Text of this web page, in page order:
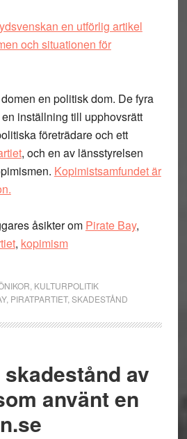
en utförlig artikel
och situationen för
en politisk dom. De fyra
inställning till upphovsrätt
företrädare och ett
, och en av länsstyrelsen
Kopimistsamfundet är
åsikter om Pirate Bay,
, kopimism
KULTURPOLITIK
, PIRATPARTIET, SKADESTÅND
av
använt en